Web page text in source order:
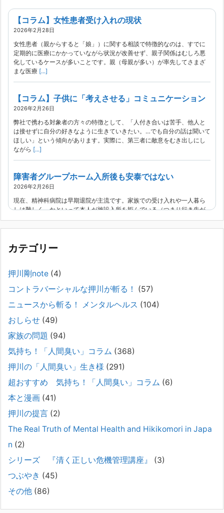
【コラム】女性患者受け入れの現状
2026年2月28日
女性患者（親からすると「娘」）に関する相談で特徴的なのは、すでに
定期的に医療にかかっていながら状況が改善せず、親子関係はむしろ悪
化しているケースが多いことです。親（母親が多い）が率先してさまざ
まな医療 [...]
【コラム】子供に「考えさせる」コミュニケーション
2026年2月26日
弊社で携わる対象者の方々の特徴として、「人付き合いは苦手、他人と
は接せずに自分の好きなように生きていきたい。…でも自分の話は聞いて
ほしい」という傾向があります。実際に、第三者に敵意をむき出しにし
ながら [...]
障害者グループホーム入所後も安泰ではない
2026年2月26日
現在、精神科病院は早期退院が主流です。家族での受け入れや一人暮ら
しは難しく、かといって本人が施設入所を拒んでいる（つまり行き先が
見つかっていない）ような場合でも、病院から退院を急かされ、家族が
困ってし[...]
精神科から「退院できます」と言われた家族へ──退院
後の安全設計
2026年2月21日
通常価格 2,980円 → 今だけ 1,480円（50％OFF）こちらのnoteは、
（株）トキワ精神保健事務所（所長：押川剛）が支援の現場で行なって
きた実務対応を、家族向けに整理しています。 続きをみ
#042 精神疾患の子どもと健全なコミュニケーション
がとれない（母娘編）。
弊社は、病識のない重篤な精神疾患を抱えるご家族からのご相談を受
け、長年にわたり精神科医療へのアクセスの仕方や問題解決に取り組ん
い場合、家[...]
#041 将来を案じる「きょうだい」必見②きょうだ
いに精神疾患が疑われる家族がいて、家族間トラブル
で困っている方へ
2025年8月11日
長年問題解決に至らない家族のパターンのうち、弊社の相談で多い事例
景・特徴続きをみる
カテゴリー
押川剛note (4)
コントラバーシャルな押川が斬る！
(57)
ニュースから斬る！ メンタルヘルス (104)
おしらせ (49)
家族の問題 (94)
気持ち！「人間臭い」コラム (368)
押川の「人間臭い」生き様 (291)
超おすすめ 気持ち！「人間臭い」コラム (6)
本と漫画 (41)
押川の提言 (2)
The Real Truth of Mental Health and Hikikomori in Japa
n (2)
シリーズ 『清く正しい危機管理講座』
(3)
つぶやき (45)
その他 (86)